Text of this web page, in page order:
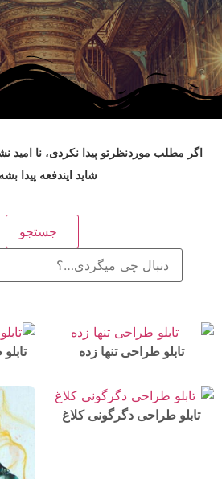
اگر مطلب موردنظرتو پیدا نکردی، نا امید
شاید ایندفعه پیدا
جستجو
تابلو طراحی تنها زده
تابلو طراحی دگرگونی کلاغ